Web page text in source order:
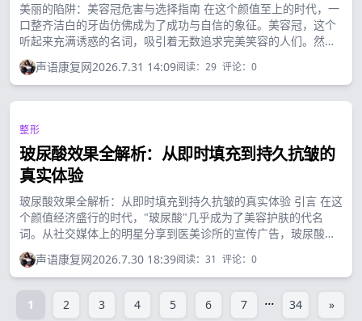
美丽的陷阱：美容冠危害与选择指南 在这个颜值至上的时代，一
口整齐洁白的牙齿仿佛成为了成功与自信的象征。美容冠，这个
听起来充满诱惑的名词，吸引着无数追求完美笑容的人们。然
而，在这层璀璨的外表下，却隐藏着不少不为人知的隐患。今
天，就让我们一起揭开美容冠的神秘面纱，看看这华丽笑容背后
的真相。...
声语康复网2026.7.31 14:09阅读： 29 评论： 0
整形
玻尿酸效果全解析：从即时填充到持久抗皱的
真实体验
玻尿酸效果全解析：从即时填充到持久抗皱的真实体验 引言 在这
个颜值经济盛行的时代，"玻尿酸"几乎成为了美容护肤的代名
词。从社交媒体上的明星分享到医美诊所的宣传广告，玻尿酸似
乎成了追求年轻美丽的不二选择。但玻尿酸效果究竟如何？是否
如广告宣传般神奇？...
声语康复网2026.7.30 18:39阅读： 31 评论： 0
1 2 3 4 5 6 7 ... 34 »